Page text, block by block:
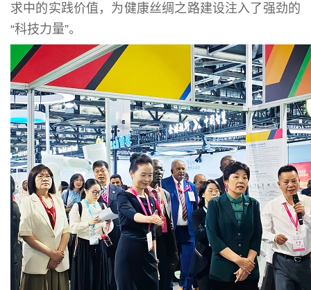
求中的实践价值，为健康丝绸之路建设注入了强劲的
“科技力量”。